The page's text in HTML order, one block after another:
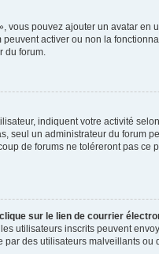
vous pouvez ajouter un avatar
activer ou non la
du forum.
indiquent votre activité
seul un administrateur du forum
de forums ne toléreront pas
sur le lien de courrier
utilisateurs inscrits peuvent
des utilisateurs malveillants ou